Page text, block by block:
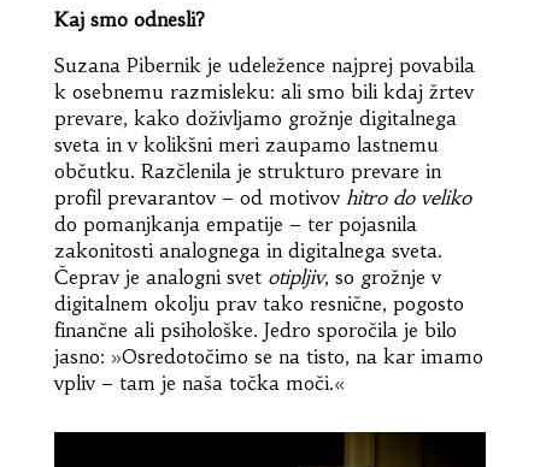
Kaj smo odnesli?
Suzana Pibernik je udeležence najprej povabila
k osebnemu razmisleku: ali smo bili kdaj žrtev
prevare, kako doživljamo grožnje digitalnega
sveta in v kolikšni meri zaupamo lastnemu
občutku. Razčlenila je strukturo prevare in
profil prevarantov – od motivov hitro do veliko
do pomanjkanja empatije – ter pojasnila
zakonitosti analognega in digitalnega sveta.
Čeprav je analogni svet otipljiv, so grožnje v
digitalnem okolju prav tako resnične, pogosto
finančne ali psihološke. Jedro sporočila je bilo
jasno: »Osredotočimo se na tisto, na kar imamo
vpliv – tam je naša točka moči.«